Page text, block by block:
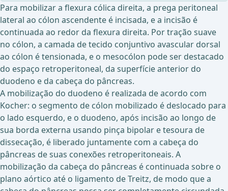
Para mobilizar a flexura cólica direita, a prega peritoneal
lateral ao cólon ascendente é incisada, e a incisão é
continuada ao redor da flexura direita. Por tração suave
no cólon, a camada de tecido conjuntivo avascular dorsal
ao cólon é tensionada, e o mesocólon pode ser destacado
do espaço retroperitoneal, da superfície anterior do
duodeno e da cabeça do pâncreas.
A mobilização do duodeno é realizada de acordo com
Kocher: o segmento de cólon mobilizado é deslocado para
o lado esquerdo, e o duodeno, após incisão ao longo de
sua borda externa usando pinça bipolar e tesoura de
dissecação, é liberado juntamente com a cabeça do
pâncreas de suas conexões retroperitoneais. A
mobilização da cabeça do pâncreas é continuada sobre o
plano aórtico até o ligamento de Treitz, de modo que a